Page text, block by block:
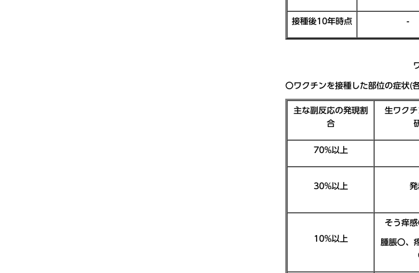
接種後10年時点 -
〇ワクチンを接種した部位の症状(
主な副反応の発現割
合
生ワク
70%以上
30%以上 発
10%以上
そう痒
腫脹〇、